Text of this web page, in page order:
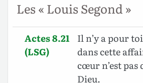
Les « Louis Segond »
Actes 8.21
(LSG)
Il n’y a pour
dans cette
cœur n’est
Dieu.